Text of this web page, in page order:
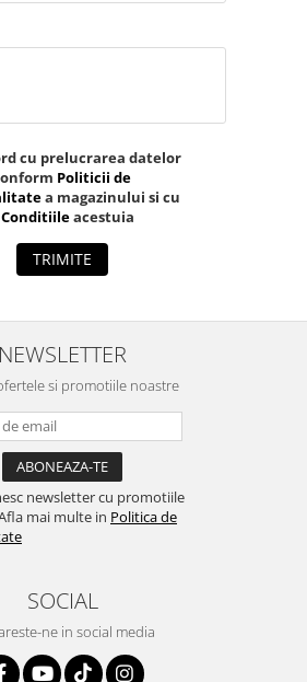
cu prelucrarea datelor
Politicii de
a magazinului si cu
acestuia
TRIMITE
NEWSLETTER
si promotiile noastre
newsletter cu promotiile
mai multe in Politica de
SOCIAL
ne in social media